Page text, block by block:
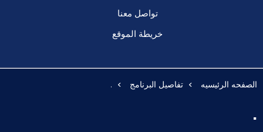
تواصل معنا
خريطة الموقع
الصفحه الرئيسيه تفاصيل البرنامج .
.